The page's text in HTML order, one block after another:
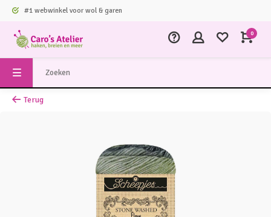
#1 webwinkel voor wol & garen
0
Terug